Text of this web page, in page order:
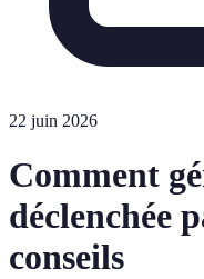
22 juin 2026
Comment
déclenchée
conseils